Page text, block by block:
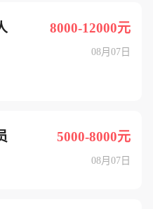
8000-12000元
08月07日
5000-8000元
08月07日